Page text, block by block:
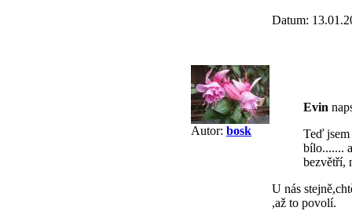
Autor: bosk
Datum:
Evin
Teď
bílo.......
bezvětří,
U nás
,až to povolí.